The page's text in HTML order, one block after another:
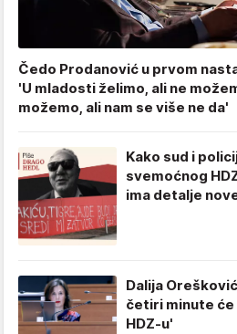
Čedo Prodanović u prvom
'U mladosti želimo, ali ne
možemo, ali nam se više ne da'
Kako sud i
svemoćnog
ima detalje
Dalija
četiri minute će
HDZ-u'